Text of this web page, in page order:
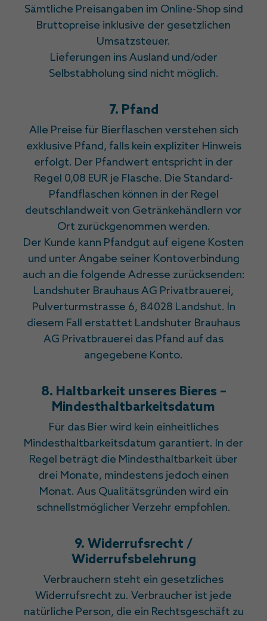
Sämtliche Preisangaben im Online-Shop sind
Bruttopreise inklusive der gesetzlichen
Umsatzsteuer.
Lieferungen ins Ausland und/oder
Selbstabholung sind nicht möglich.
7. Pfand
Alle Preise für Bierflaschen verstehen sich
exklusive Pfand, falls kein expliziter Hinweis
erfolgt. Der Pfandwert entspricht in der
Regel 0,08 EUR je Flasche. Die Standard-
Pfandflaschen können in der Regel
deutschlandweit von Getränkehändlern vor
Ort zurückgenommen werden.
Der Kunde kann Pfandgut auf eigene Kosten
und unter Angabe seiner Kontoverbindung
auch an die folgende Adresse zurücksenden:
Landshuter Brauhaus AG Privatbrauerei,
Pulverturmstrasse 6, 84028 Landshut. In
diesem Fall erstattet Landshuter Brauhaus
AG Privatbrauerei das Pfand auf das
angegebene Konto.
8. Haltbarkeit unseres Bieres –
Mindesthaltbarkeitsdatum
Für das Bier wird kein einheitliches
Mindesthaltbarkeitsdatum garantiert. In der
Regel beträgt die Mindesthaltbarkeit über
drei Monate, mindestens jedoch einen
Monat. Aus Qualitätsgründen wird ein
schnellstmöglicher Verzehr empfohlen.
9. Widerrufsrecht /
Widerrufsbelehrung
Verbrauchern steht ein gesetzliches
Widerrufsrecht zu. Verbraucher ist jede
natürliche Person, die ein Rechtsgeschäft zu